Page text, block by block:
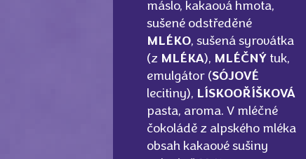
máslo, kakaová hmota,
sušené odstředěné
MLÉKO, sušená syrovátka
(z MLÉKA), MLÉČNÝ tuk,
emulgátor (SÓJOVÉ
lecitiny), LÍSKOOŘÍŠKOVÁ
pasta, aroma. V mléčné
čokoládě z alpského mléka
obsah kakaové sušiny